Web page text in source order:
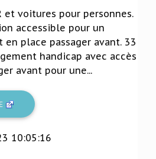
et voitures pour personnes.
accessible pour un
place passager avant. 33
handicap avec accès
avant pour une...
10:05:16